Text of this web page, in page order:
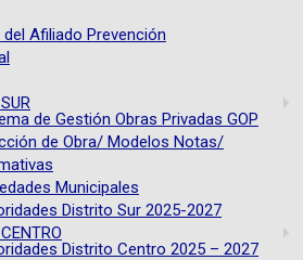
Afiliado Prevención
de Gestión Obras Privadas GOP
de Obra/ Modelos Notas/
Municipales
Distrito Sur 2025-2027
Distrito Centro 2025 – 2027